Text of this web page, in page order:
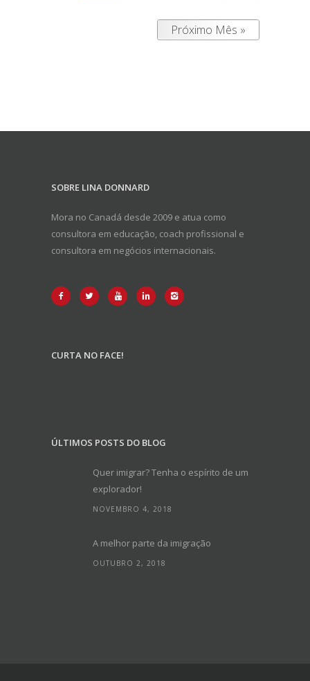
Próximo Mês »
SOBRE LINA DONNARD
Mora no Canadá desde 2009 e atua como
consultora em educação, coach profissional e
consultora em negócios internacionais.
CURTA NO FACE!
ÚLTIMOS POSTS DO BLOG
Quer imigrar? Tenha o espírito de um
explorador!
NOVEMBRO 4, 2018
A melhor parte da imigração
OUTUBRO 2, 2018